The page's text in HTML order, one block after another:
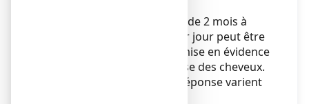
Un traitement d'une durée de 2 mois à
raison de 2 applications par jour peut être
nécessaire avant que soit mise en évidence
une stimulation de la pousse des cheveux.
Le début et le degré de la réponse varient